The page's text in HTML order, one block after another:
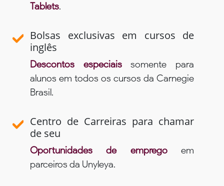
Tablets.
Bolsas exclusivas em cursos de
inglês
Descontos especiaissomente para
alunos em todos os cursos da Carnegie
Brasil.
Centro de Carreiras para chamar
de seu
Oportunidades de empregoem
parceiros da Unyleya.